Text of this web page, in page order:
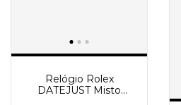
Relógio Rolex
DATEJUST Misto